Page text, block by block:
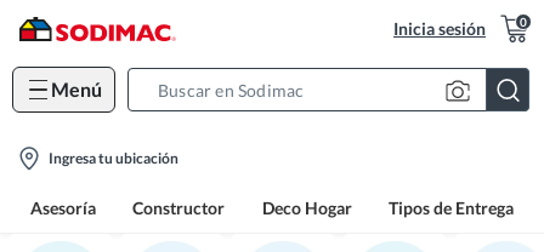
Inicia sesión 0
Menú
location-
Ingresa tu ubicación
Asesoría Constructor Deco Hogar Tipos de Entrega